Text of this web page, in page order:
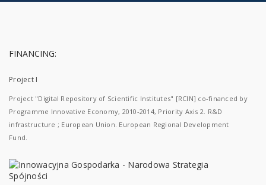
FINANCING:
Project I
Project "Digital Repository of Scientific Institutes" [RCIN] co-financed by
Programme Innovative Economy, 2010-2014, Priority Axis 2. R&D
infrastructure ; European Union. European Regional Development
Fund.